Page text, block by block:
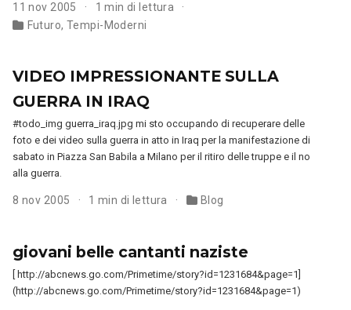
11 nov 2005
1 min di lettura
Futuro, Tempi-Moderni
VIDEO IMPRESSIONANTE SULLA
GUERRA IN IRAQ
#todo_img guerra_iraq.jpg mi sto occupando di recuperare delle
foto e dei video sulla guerra in atto in Iraq per la manifestazione di
sabato in Piazza San Babila a Milano per il ritiro delle truppe e il no
alla guerra.
8 nov 2005 1 min di lettura Blog
giovani belle cantanti naziste
[ http://abcnews.go.com/Primetime/story?id=1231684&page=1]
(http://abcnews.go.com/Primetime/story?id=1231684&page=1)